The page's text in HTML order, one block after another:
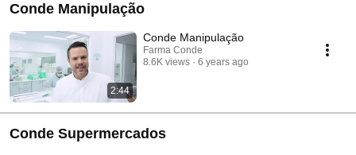
Conde Manipulação
2:44
Conde Manipulação
Farma Conde
8.6K views
6 years ago
Conde Supermercados